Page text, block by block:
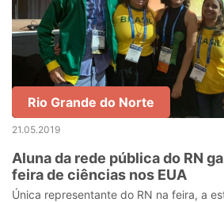
Rio Grande do Norte
21.05.2019
Aluna da rede pública do RN
feira de ciências nos EUA
Única representante do RN na feira, a